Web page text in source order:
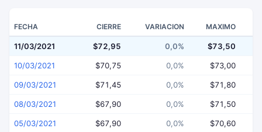
FECHA CIERRE VARIACION MAXIMO
11/03/2021 $72,95 0,0% $73,50
10/03/2021 $70,75 0,0% $73,00
09/03/2021 $71,45 0,0% $71,80
08/03/2021 $67,90 0,0% $71,50
05/03/2021 $67,90 0,0% $70,60